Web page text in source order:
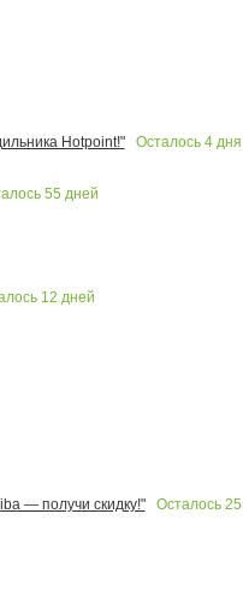
Hotpoint!"
Осталось 4дня
55 дней
12 дней
— получи скидку!"
Осталось 25